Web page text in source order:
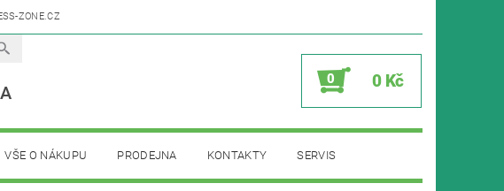
ZONE.CZ
0 0 Kč
VŠE O NÁKUPU PRODEJNA KONTAKTY SERVIS